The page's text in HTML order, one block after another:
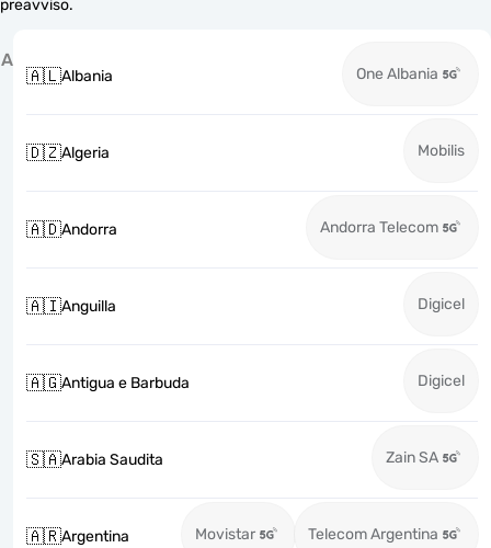
preavviso.
A
🇦🇱Albania One Albania
🇩🇿Algeria Mobilis
🇦🇩Andorra Andorra Telecom
🇦🇮Anguilla Digicel
🇦🇬Antigua e Barbuda Digicel
🇸🇦Arabia Saudita Zain SA
🇦🇷Argentina Movistar Telecom Argentina